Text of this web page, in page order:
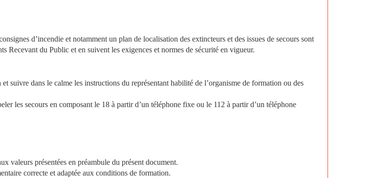
d’incendie et notamment un plan de localisation des extincteurs et des issues de secours sont
Recevant du Public et en suivent les exigences et normes de sécurité en vigueur.
suivre dans le calme les instructions du représentant habilité de l’organisme de formation ou des
les secours en composant le 18 à partir d’un téléphone fixe ou le 112 à partir d’un téléphone
valeurs présentées en préambule du présent document.
correcte et adaptée aux conditions de formation.